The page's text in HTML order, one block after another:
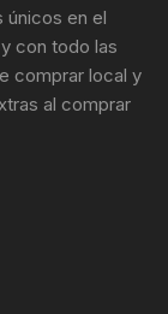
en el
con todo las
comprar local y
al comprar